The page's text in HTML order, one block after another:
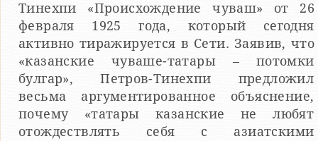
Тинехпи «Происхождение чуваш» от 26
февраля 1925 года, который сегодня
активно тиражируется в Сети. Заявив, что
«казанские чуваше-татары – потомки
булгар», Петров-Тинехпи предложил
весьма аргументированное объяснение,
почему «татары казанские не любят
отождествлять себя с азиатскими